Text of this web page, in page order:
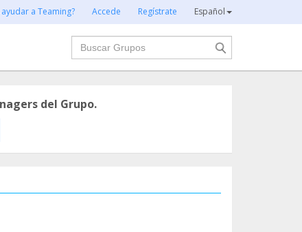
a Teaming? Accede Regístrate Español
Buscar
del Grupo.